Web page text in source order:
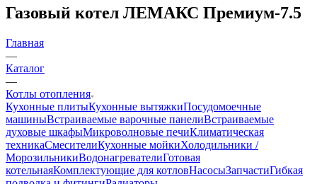
Газовый котел ЛЕМАКС Премиум-7.5
Главная
—
Каталог
—
Котлы отопления
Кухонные плитыКухонные вытяжкиПосудомоечные
машиныВстраиваемые варочные панелиВстраиваемые
духовые шкафыМикроволновые печиКлиматическая
техникаСмесителиКухонные мойкиХолодильники /
МорозильникиВодонагревателиГотовая
котельнаяКомплектующие для котловНасосыЗапчастиГибкая